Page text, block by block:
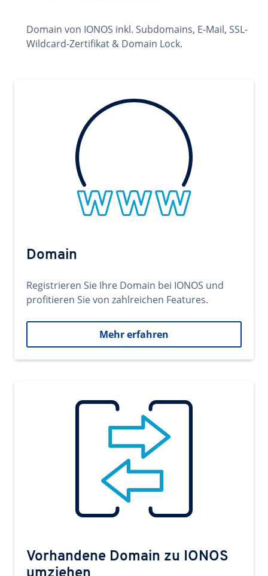
Domain von IONOS inkl. Subdomains, E-Mail, SSL-
Wildcard-Zertifikat & Domain Lock.
Domain
Registrieren Sie Ihre Domain bei IONOS und
profitieren Sie von zahlreichen Features.
Mehr erfahren
Vorhandene Domain zu IONOS